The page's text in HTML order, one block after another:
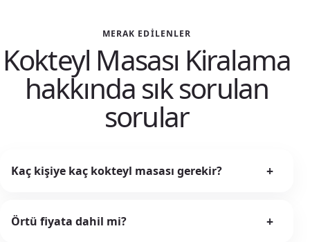
MERAK EDILENLER
Kokteyl Masası Kiralama
hakkında sık sorulan
sorular
Kaç kişiye kaç kokteyl masası gerekir? +
Örtü fiyata dahil mi? +